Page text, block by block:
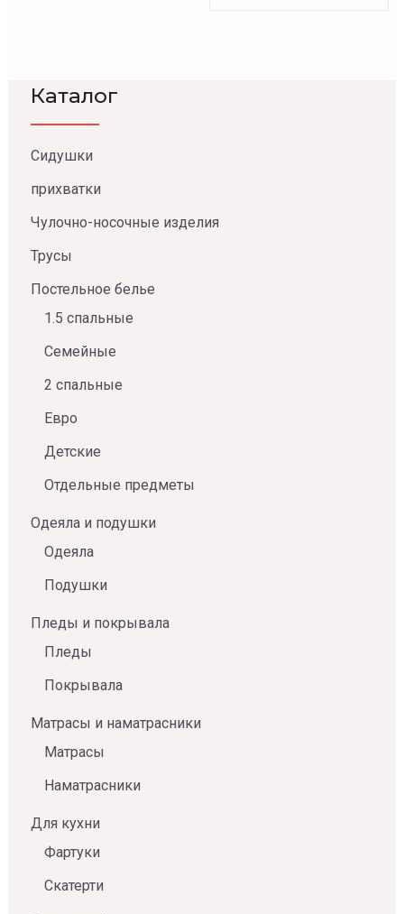
Каталог
Сидушки
прихватки
Чулочно-носочные изделия
Трусы
Постельное белье
1.5 спальные
Семейные
2 спальные
Евро
Детские
Отдельные предметы
Одеяла и подушки
Одеяла
Подушки
Пледы и покрывала
Пледы
Покрывала
Матрасы и наматрасники
Матрасы
Наматрасники
Для кухни
Фартуки
Скатерти